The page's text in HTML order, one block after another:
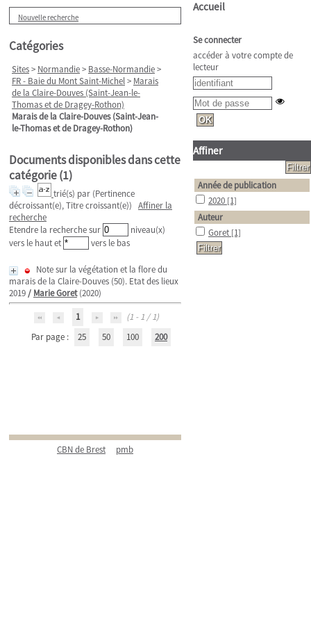
Nouvelle recherche
Catégories
Sites> Normandie> Basse-Normandie>
FR - Baie du Mont Saint-Michel> Marais
de la Claire-Douves (Saint-Jean-le-
Thomas et de Dragey-Rothon)
Marais de la Claire-Douves (Saint-Jean-
le-Thomas et de Dragey-Rothon)
Documents disponibles dans cette
catégorie (1)
trié(s) par (Pertinence
décroissant(e), Titre croissant(e)) Affiner la
recherche
Etendre la recherche sur
niveau(x)
vers le haut et
vers le bas
Note sur la végétation et la flore du
marais de la Claire-Douves (50). Etat des lieux
2019/ Marie Goret(2020)
1
(1 - 1 / 1)
Par page :
25 50 100 200
CBN de Brest pmb
Accueil
Se connecter
accéder à votre compte de
lecteur
Affiner
Année de publication
2020 [1]
Auteur
Goret [1]